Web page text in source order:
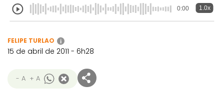
0:00 1.0x
FELIPE TURLAO i
15 de abril de 2011 - 6h28
- A + A